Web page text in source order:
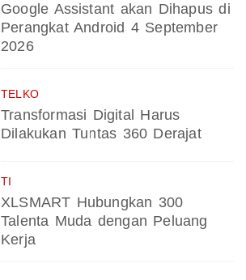
Google Assistant akan Dihapus di
Perangkat Android 4 September
2026
TELKO
Transformasi Digital Harus
Dilakukan Tuntas 360 Derajat
TI
XLSMART Hubungkan 300
Talenta Muda dengan Peluang
Kerja